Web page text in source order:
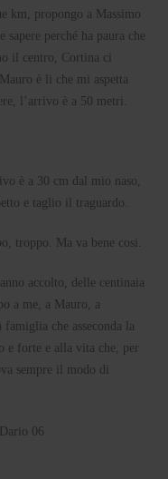
km, propongo a Massimo
perché ha paura che
il centro, Cortina ci
è li che mi aspetta
l’arrivo è a 50 metri.
è a 30 cm dal mio naso,
e taglio il traguardo.
troppo. Ma va bene cosi.
accolto, delle centinaia
a me, a Mauro, a
che asseconda la
e forte e alla vita che, per
sempre il modo di